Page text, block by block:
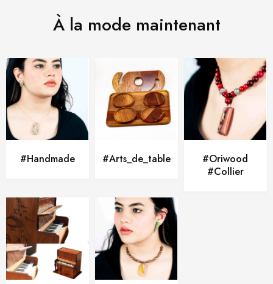
À la mode maintenant
#Handmade #Arts_de_table
#Oriwood
#Collier